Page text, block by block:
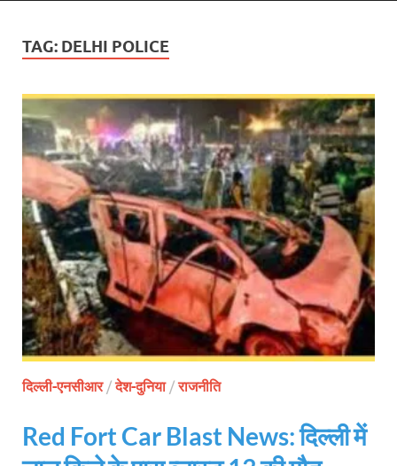
TAG: DELHI POLICE
दिल्ली-एनसीआर/देश-दुनिया/राजनीति
Red Fort Car Blast News: दिल्ली में